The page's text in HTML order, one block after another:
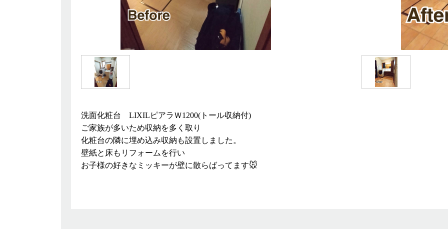
洗面化粧台 LIXILピアラＷ1200(トール収納付)
ご家族が多いため収納を多く取り
化粧台の隣に埋め込み収納も設置しました。
壁紙と床もリフォームを行い
お子様の好きなミッキーが壁に散らばってます🐭